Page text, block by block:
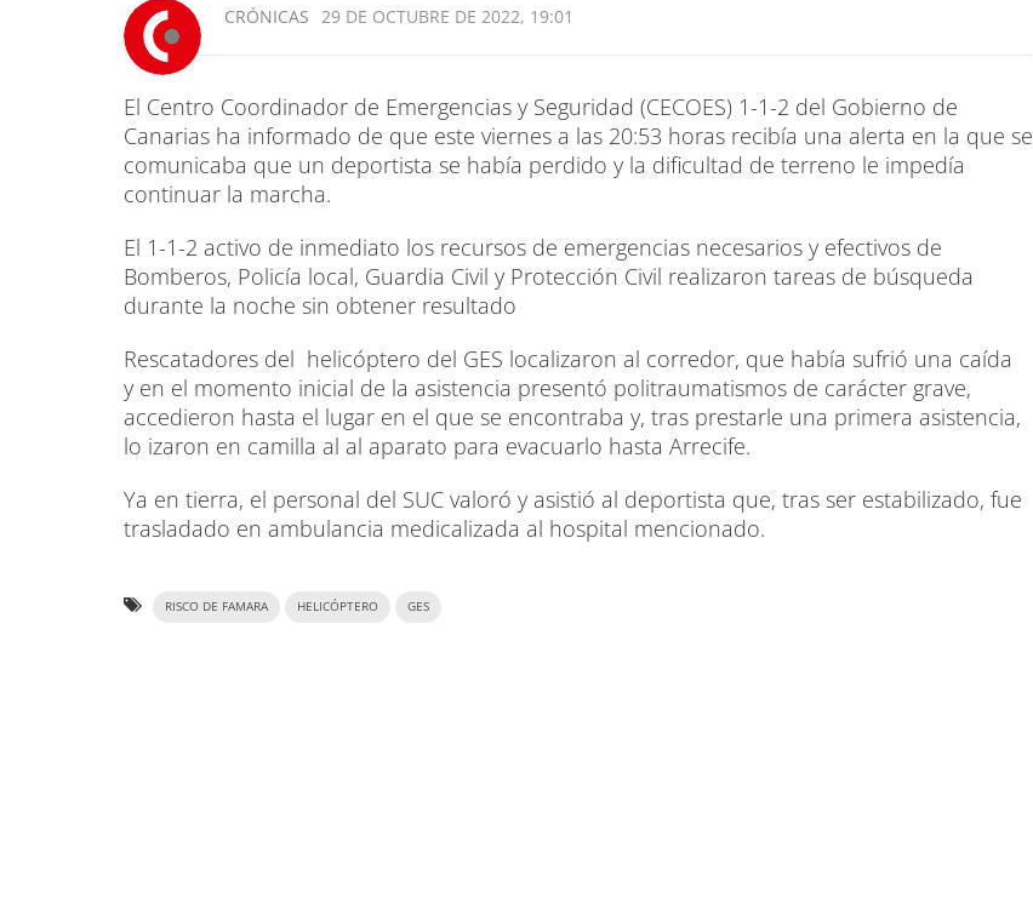
CRÓNICAS 29 DE OCTUBRE DE 2022, 19:01
El Centro Coordinador de Emergencias y Seguridad (CECOES) 1-1-2 del Gobierno de
Canarias ha informado de que este viernes a las 20:53 horas recibía una alerta en la que se
comunicaba que un deportista se había perdido y la dificultad de terreno le impedía
continuar la marcha.
El 1-1-2 activo de inmediato los recursos de emergencias necesarios y efectivos de
Bomberos, Policía local, Guardia Civil y Protección Civil realizaron tareas de búsqueda
durante la noche sin obtener resultado
Rescatadores del helicóptero del GES localizaron al corredor, que había sufrió una caída
y en el momento inicial de la asistencia presentó politraumatismos de carácter grave,
accedieron hasta el lugar en el que se encontraba y, tras prestarle una primera asistencia,
lo izaron en camilla al al aparato para evacuarlo hasta Arrecife.
Ya en tierra, el personal del SUC valoró y asistió al deportista que, tras ser estabilizado, fue
trasladado en ambulancia medicalizada al hospital mencionado.
RISCO DE FAMARA HELICÓPTERO GES